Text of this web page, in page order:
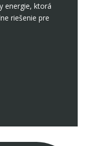
energie, ktorá
riešenie pre